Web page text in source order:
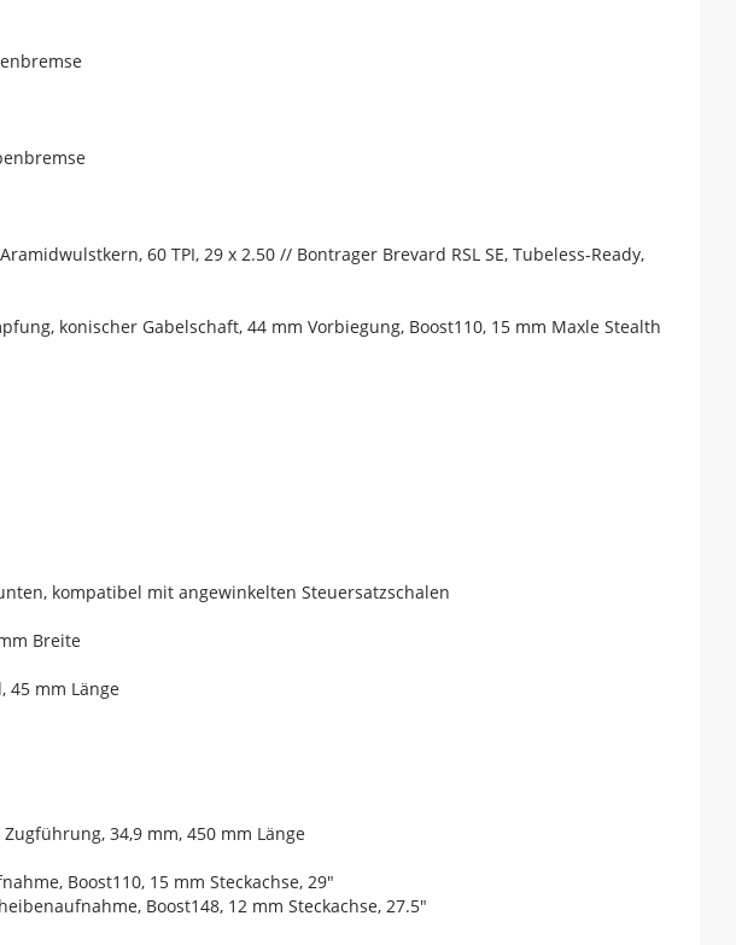
60 TPI, 29 x 2.50 // Bontrager Brevard RSL SE, Tubeless-Ready,
konischer Gabelschaft, 44 mm Vorbiegung, Boost110, 15 mm Maxle Stealth
kompatibel mit angewinkelten Steuersatzschalen
Breite
45 mm Länge
34,9 mm, 450 mm Länge
Boost110, 15 mm Steckachse, 29"
Boost148, 12 mm Steckachse, 27.5"